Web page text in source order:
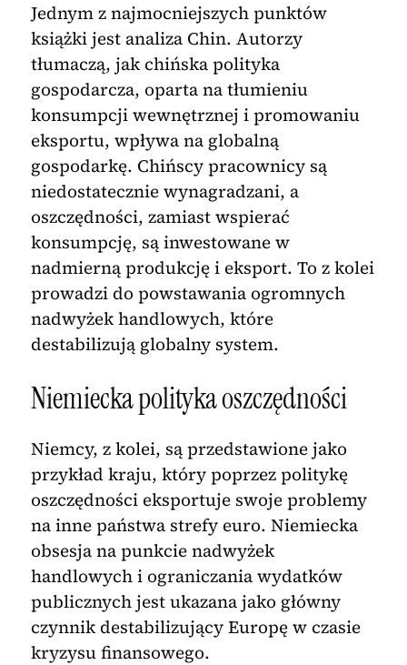
Jednym z najmocniejszych punktów
książki jest analiza Chin. Autorzy
tłumaczą, jak chińska polityka
gospodarcza, oparta na tłumieniu
konsumpcji wewnętrznej i promowaniu
eksportu, wpływa na globalną
gospodarkę. Chińscy pracownicy są
niedostatecznie wynagradzani, a
oszczędności, zamiast wspierać
konsumpcję, są inwestowane w
nadmierną produkcję i eksport. To z kolei
prowadzi do powstawania ogromnych
nadwyżek handlowych, które
destabilizują globalny system.
Niemiecka polityka oszczędności
Niemcy, z kolei, są przedstawione jako
przykład kraju, który poprzez politykę
oszczędności eksportuje swoje problemy
na inne państwa strefy euro. Niemiecka
obsesja na punkcie nadwyżek
handlowych i ograniczania wydatków
publicznych jest ukazana jako główny
czynnik destabilizujący Europę w czasie
kryzysu finansowego.